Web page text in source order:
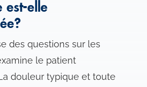
est-elle
des questions sur les
le patient
douleur typique et toute